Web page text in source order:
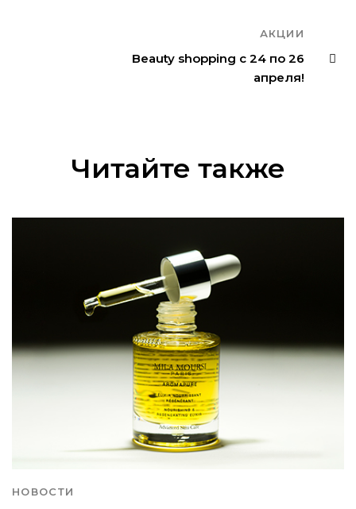
АКЦИИ
Beauty shopping с 24 по 26
апреля!
Читайте также
НОВОСТИ